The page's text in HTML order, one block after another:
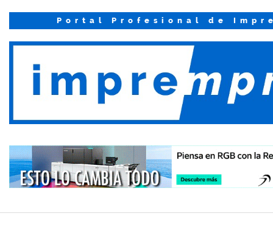
Portal Profesional de